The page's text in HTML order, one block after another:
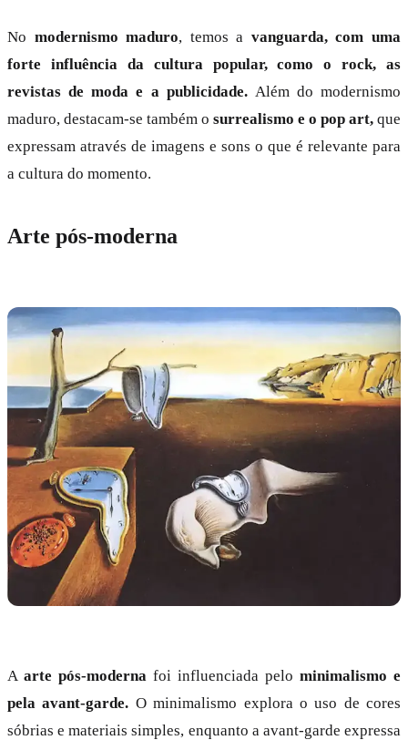
No modernismo maduro, temos a vanguarda, com uma
forte influência da cultura popular, como o rock, as
revistas de moda e a publicidade. Além do modernismo
maduro, destacam-se também o surrealismo e o pop art, que
expressam através de imagens e sons o que é relevante para
a cultura do momento.
Arte pós-moderna
A arte pós-moderna foi influenciada pelo minimalismo e
pela avant-garde. O minimalismo explora o uso de cores
sóbrias e materiais simples, enquanto a avant-garde expressa